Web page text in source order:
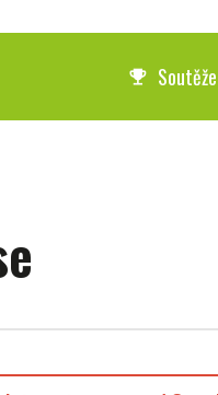
emoji_events Soutěže